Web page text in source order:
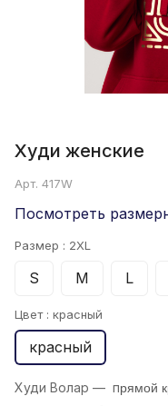
Худи женские
Арт. 417W
Посмотреть
Размер : 2XL
S M L
Цвет : красный
красный
Худи Волар — прямой